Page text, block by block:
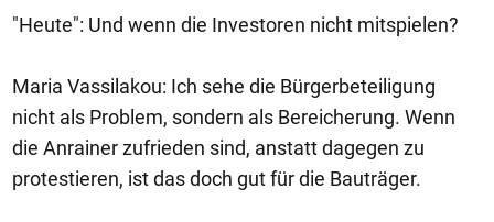
"Heute": Und wenn die Investoren nicht mitspielen?
Maria Vassilakou: Ich sehe die Bürgerbeteiligung
nicht als Problem, sondern als Bereicherung. Wenn
die Anrainer zufrieden sind, anstatt dagegen zu
protestieren, ist das doch gut für die Bauträger.